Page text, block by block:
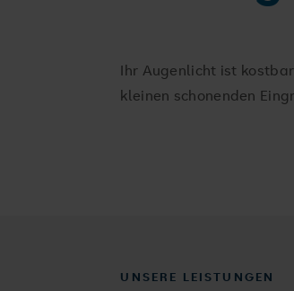
Ihr Augenlicht ist
kleinen schonenden
UNSERE LEISTUNGEN